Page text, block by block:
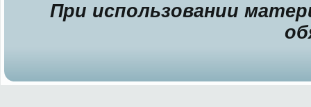
При использовании